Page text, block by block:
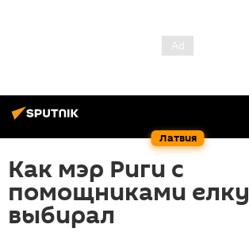
Латвия
Как мэр Риги с
помощниками елку
выбирал